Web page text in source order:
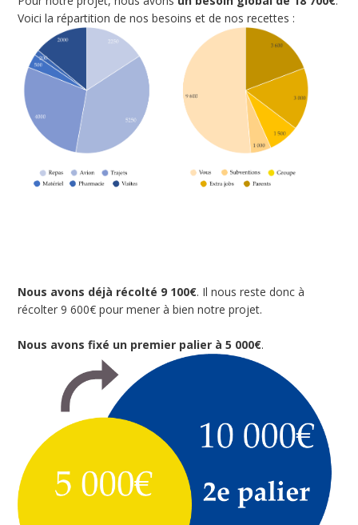
Voici la répartition de nos besoins et de nos recettes :
Nous avons déjà récolté 9 100€. Il nous reste donc à
récolter 9 600€ pour mener à bien notre projet.
Nous avons fixé un premier palier à 5 000€.